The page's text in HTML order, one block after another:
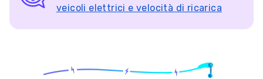
veicoli elettrici e velocità di ricarica